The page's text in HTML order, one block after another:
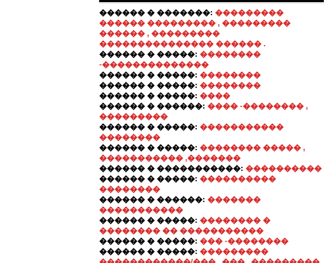
������ � �������: ���������
������ ��������� , ���������
������ , ���������
��������������� ������ .
������ � �����: ��������
-��������������
������ � �����: ��������
������ � �����: ��������
������ � �����: ����
������ � ������: ���� -�������� ,
���������
������ � �����: �����������
��������
������ � �����: �������� ����� ,
����������� ,�������
������ � �����������: ����������
������ � �����: ����������
��������
������ � ������: �������
�����������
������ � �����: �������� �
�������� �� �����������
������ � �����: ��� -��������
������ � �����: ���������